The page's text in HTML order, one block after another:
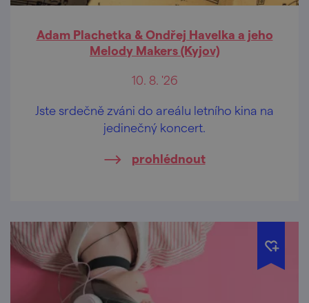
Adam Plachetka & Ondřej Havelka a jeho
Melody Makers (Kyjov)
10. 8. '26
Jste srdečně zváni do areálu letního kina na
jedinečný koncert.
prohlédnout